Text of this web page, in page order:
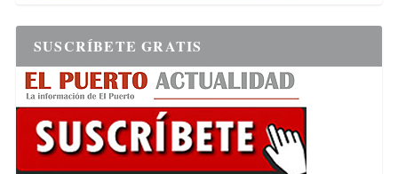
SUSCRÍBETE GRATIS